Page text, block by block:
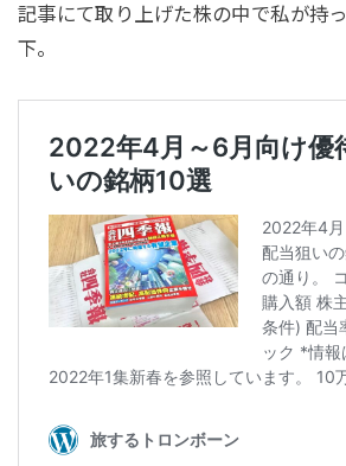
記事にて取り上げた株の中で私が持
下。